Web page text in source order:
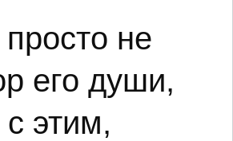
не
его души,
этим,